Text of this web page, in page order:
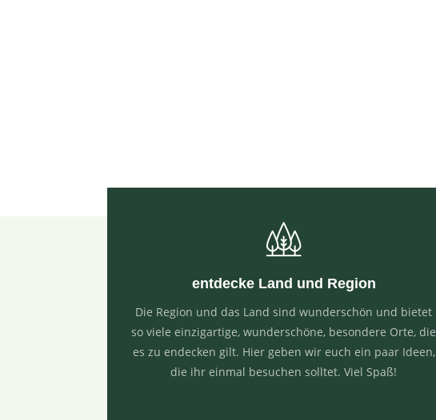
entdecke Land und Region
Die Region und das Land sind wunderschön und bietet
so viele einzigartige, wunderschöne, besondere Orte, die
es zu endecken gilt. Hier geben wir euch ein paar Ideen,
die ihr einmal besuchen solltet. Viel Spaß!